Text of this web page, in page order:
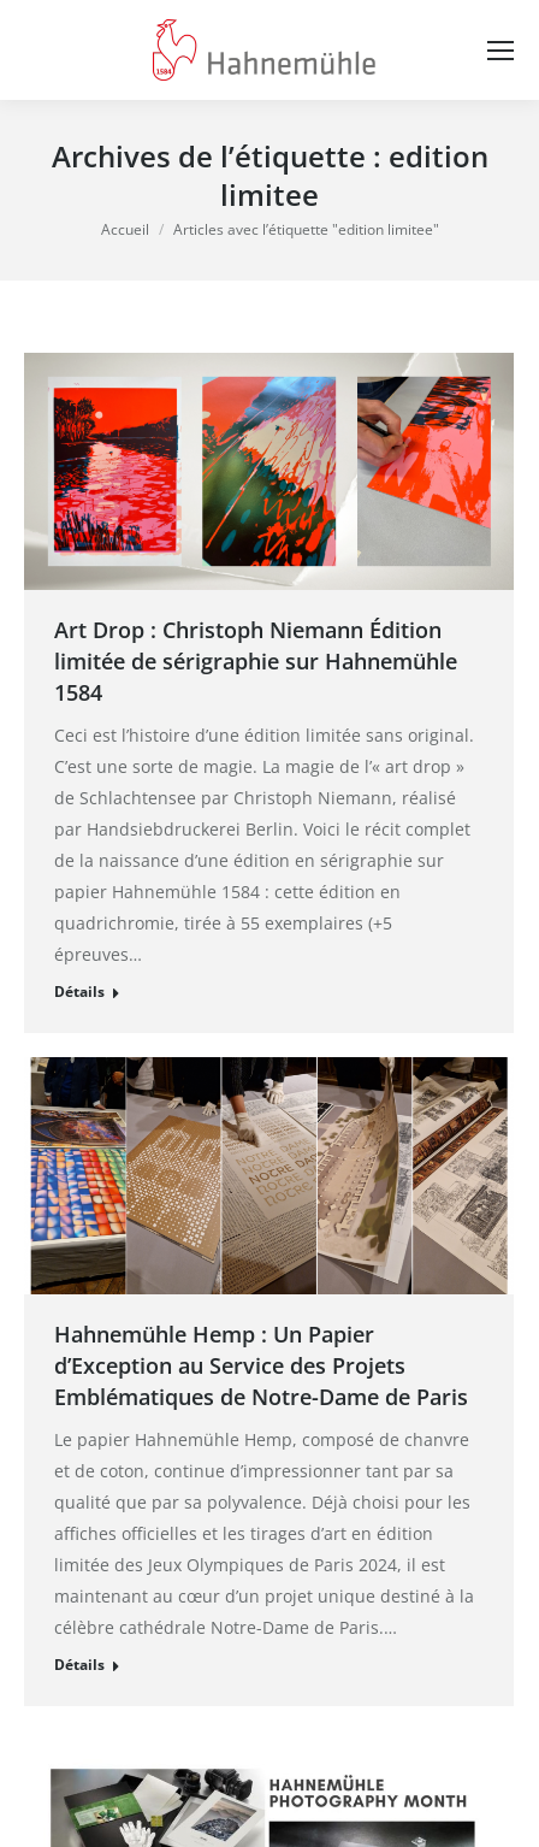
Archives de l’étiquette : edition
limitee
Vous êtes ici :
Accueil Articles avec l’étiquette "edition limitee"
Art Drop : Christoph Niemann Édition
limitée de sérigraphie sur Hahnemühle
1584
Ceci est l’histoire d’une édition limitée sans original.
C’est une sorte de magie. La magie de l’« art drop »
de Schlachtensee par Christoph Niemann, réalisé
par Handsiebdruckerei Berlin. Voici le récit complet
de la naissance d’une édition en sérigraphie sur
papier Hahnemühle 1584 : cette édition en
quadrichromie, tirée à 55 exemplaires (+5
épreuves…
Détails
Hahnemühle Hemp : Un Papier
d’Exception au Service des Projets
Emblématiques de Notre-Dame de Paris
Le papier Hahnemühle Hemp, composé de chanvre
et de coton, continue d’impressionner tant par sa
qualité que par sa polyvalence. Déjà choisi pour les
affiches officielles et les tirages d’art en édition
limitée des Jeux Olympiques de Paris 2024, il est
maintenant au cœur d’un projet unique destiné à la
célèbre cathédrale Notre-Dame de Paris.…
Détails